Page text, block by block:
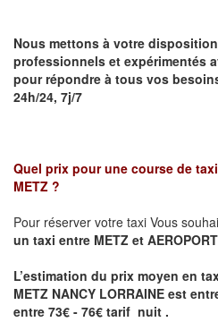
Nous mettons à votre
professionnels et expérimentés
pour répondre à tous vos
24h/24, 7j/7
Quel prix pour une course de
METZ ?
Pour réserver votre taxi Vous
un taxi entre METZ et
L’estimation du prix moyen en
METZ NANCY LORRAINE est
entre 73€ - 76€ tarif nuit .